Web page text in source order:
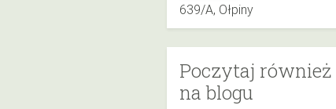
639/A, Ołpiny
Poczytaj również
na blogu